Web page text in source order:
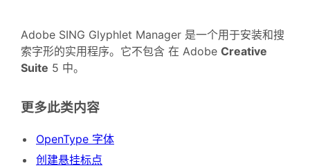
Adobe SING Glyphlet Manager 是一个用于安装和搜
索字形的实用程序。它不包含 在 Adobe Creative
Suite 5 中。
更多此类内容
OpenType 字体
创建悬挂标点